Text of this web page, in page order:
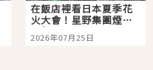
在飯店裡看日本夏季花
火大會！星野集團煙火
景觀飯店6選，讓你不用
人擠人悠閒欣賞
2026年07月25日